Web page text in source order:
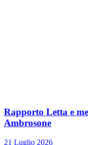
Rapporto Letta e
Ambrosone
21 Luglio 2026